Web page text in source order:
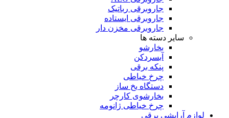
جاروبرقی رباتیک
جاروبرقی ایستاده
جاروبرقی مخزن دار
سایر دسته ها
بخارشو
آبسردکن
پنکه برقی
چرخ خیاطی
دستگاه یخ ساز
بخارشوی کارچر
چرخ خیاطی ژانومه
لوازم آرایشی برقی